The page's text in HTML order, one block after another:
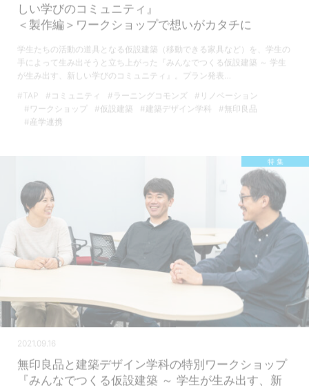
しい学びのコミュニティ』
＜製作編＞ワークショップで想いがカタチに
学生たちの活動の道具となる仮設建築（移動できる家具など）を、学生の
手によって生み出そうと立ち上がった『みんなでつくる仮設建築 ～ 学生
が生み出す、新しい学びのコミュニティ』。プラン発表…
#TAP
#コミュニティ #ラーニングコモンズ
#リノベーション
#ワークショップ
#仮設建築 #建築デザイン学科
#無印良品
#産学連携
特 集
2021.09.16
無印良品と建築デザイン学科の特別ワークショップ
『みんなでつくる仮設建築 ～ 学生が生み出す、新